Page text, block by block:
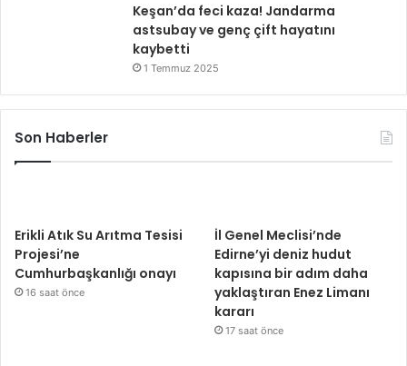
Keşan’da feci kaza! Jandarma
astsubay ve genç çift hayatını
kaybetti
1 Temmuz 2025
Son Haberler
Erikli Atık Su Arıtma Tesisi
Projesi’ne
Cumhurbaşkanlığı onayı
16 saat önce
İl Genel Meclisi’nde
Edirne’yi deniz hudut
kapısına bir adım daha
yaklaştıran Enez Limanı
kararı
17 saat önce